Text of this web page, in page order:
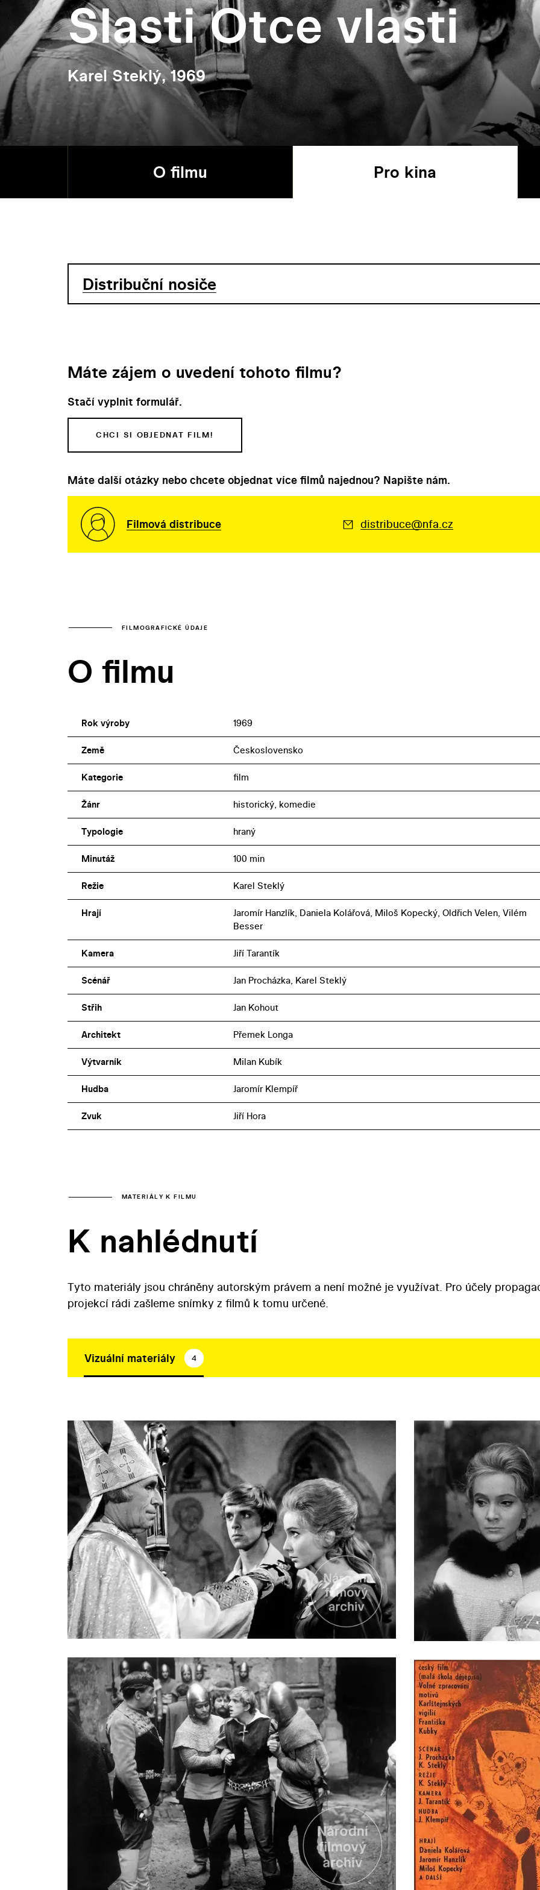
Slasti Otce vlasti
Karel Steklý, 1969
O filmu Pro kina
Distribuční nosiče
Máte zájem o uvedení tohoto filmu?
Stačí vyplnit formulář.
CHCI SI OBJEDNAT FILM!
Máte další otázky nebo chcete objednat více filmů najednou? Napište nám.
Filmová distribuce distribuce@nfa.cz
FILMOGRAFICKÉ ÚDAJE
O filmu
Rok výroby 1969
Země Československo
Kategorie film
Žánr historický, komedie
Typologie hraný
Minutáž 100 min
Režie Karel Steklý
Hrají
Jaromír Hanzlík, Daniela Kolářová, Miloš Kopecký, Oldřich Velen, Vilém
Besser
Kamera Jiří Tarantík
Scénář Jan Procházka, Karel Steklý
Střih Jan Kohout
Architekt Přemek Longa
Výtvarník Milan Kubík
Hudba Jaromír Klempíř
Zvuk Jiří Hora
MATERIÁLY K FILMU
K nahlédnutí
Tyto materiály jsou chráněny autorským právem a není možné je využívat. Pro účely
projekcí rádi zašleme snímky z filmů k tomu určené.
Vizuální materiály 4